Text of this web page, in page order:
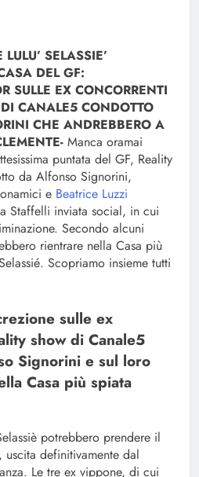
SELASSIE’
DEL GF:
SULLE EX CONCORRENTI
CANALE5 CONDOTTO
CHE ANDREBBERO A
Manca oramai
puntata del GF, Reality
da Alfonso Signorini,
e Beatrice Luzzi
Staffelli inviata social, in cui
Secondo alcuni
rientrare nella Casa più
Scopriamo insieme tutti
sulle ex
show di Canale5
Signorini e sul loro
Casa più spiata
potrebbero prendere il
definitivamente dal
Le tre ex vippone, di cui